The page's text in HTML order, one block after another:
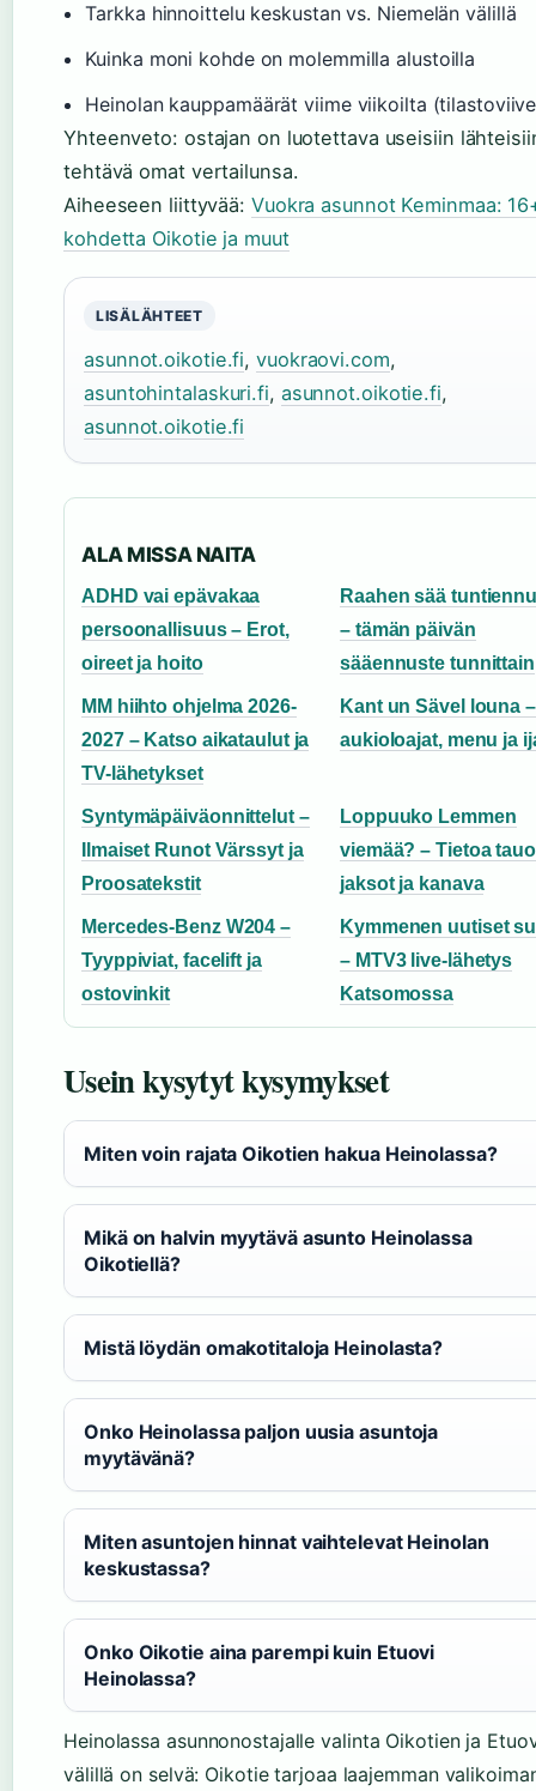
Tarkka hinnoittelu keskustan vs. Niemelän välillä
Kuinka moni kohde on molemmilla alustoilla
Heinolan kauppamäärät viime viikoilta
Yhteenveto: ostajan on luotettava useisiin
tehtävä omat vertailunsa.
Aiheeseen liittyvää: Vuokra asunnot Keminmaa:
kohdetta Oikotie ja muut
LISÄLÄHTEET
asunnot.oikotie.fi,vuokraovi.com,
asuntohintalaskuri.fi, asunnot.oikotie.fi,
asunnot.oikotie.fi
ALA MISSA NAITA
ADHD vai epävakaa
persoonallisuus – Erot,
oireet ja hoito
Raahen sää
– tämän päivän
sääennuste tunnittain
MM hiihto ohjelma 2026-
2027 – Katso aikataulut ja
TV-lähetykset
Kant un Sävel louna –
aukioloajat, menu ja
Syntymäpäiväonnittelut –
Ilmaiset Runot Värssyt ja
Proosatekstit
Loppuuko Lemmen
viemää? – Tietoa
jaksot ja kanava
Mercedes-Benz W204 –
Tyyppiviat, facelift ja
ostovinkit
Kymmenen uutiset
– MTV3 live-lähetys
Katsomossa
Usein kysytyt kysymykset
Miten voin rajata Oikotien hakua Heinolassa?
Mikä on halvin myytävä asunto Heinolassa
Oikotiellä?
Mistä löydän omakotitaloja Heinolasta?
Onko Heinolassa paljon uusia asuntoja
myytävänä?
Miten asuntojen hinnat vaihtelevat Heinolan
keskustassa?
Onko Oikotie aina parempi kuin Etuovi
Heinolassa?
Heinolassa asunnonostajalle valinta Oikotien ja
välillä on selvä: Oikotie tarjoaa laajemman